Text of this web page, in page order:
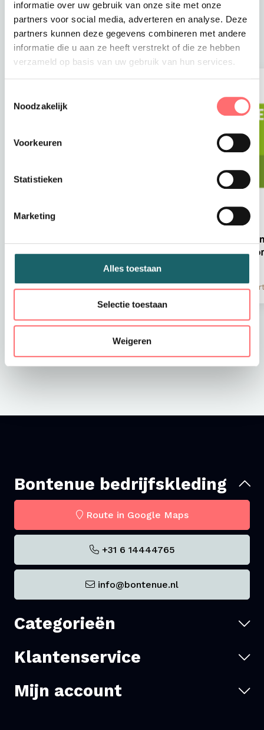
informatie over uw gebruik van onze site met onze
partners voor social media, adverteren en analyse. Deze
partners kunnen deze gegevens combineren met andere
informatie die u aan ze heeft verstrekt of die ze hebben
verzameld op basis van uw gebruik van hun services.
Noodzakelijk
Voorkeuren
Statistieken
Marketing
Alles toestaan
Selectie toestaan
Weigeren
Blog
Lees het laatste nieuws.
mooi?
Lees artikel Lees
Bontenue bedrijfskleding
Route in Google Maps
+31 6 14444765
info@bontenue.nl
Categorieën
Klantenservice
Mijn account